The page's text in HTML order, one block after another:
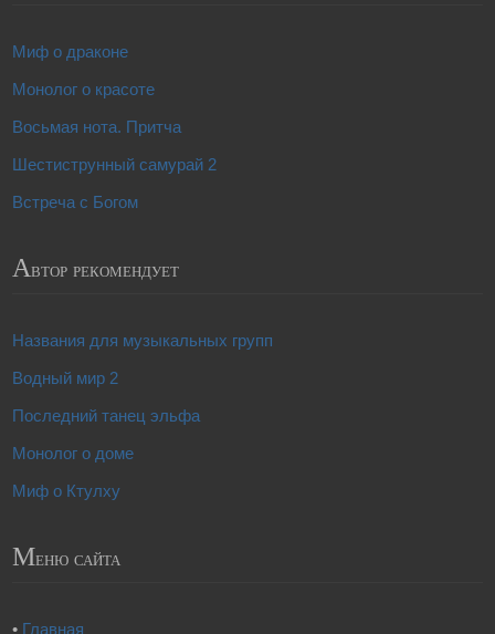
Миф о драконе
Монолог о красоте
Восьмая нота. Притча
Шестиструнный самурай 2
Встреча с Богом
Автор рекомендует
Названия для музыкальных групп
Водный мир 2
Последний танец эльфа
Монолог о доме
Миф о Ктулху
Меню сайта
• Главная